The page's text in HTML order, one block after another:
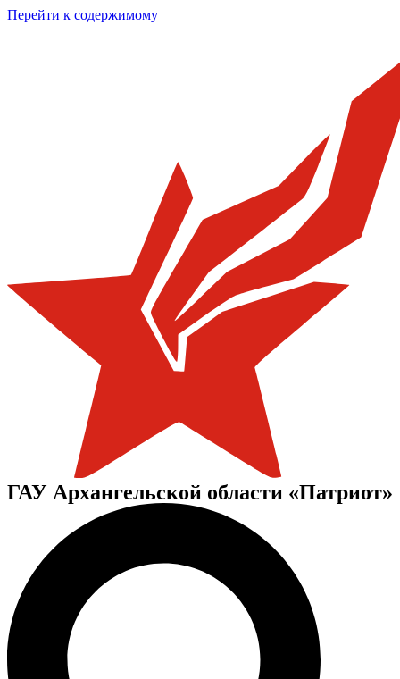
Перейти к содержимому
ГАУ Архангельской области «Патриот»